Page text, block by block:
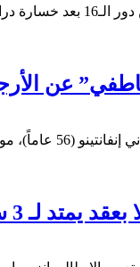
عن
كتب : آسر محمد
لـ 3 سنوات